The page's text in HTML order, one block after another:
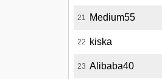
21 Medium55
22 kiska
23 Alibaba40